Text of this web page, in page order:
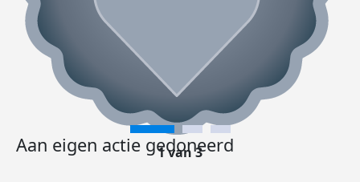
Aan eigen actie gedoneerd
1 van 3